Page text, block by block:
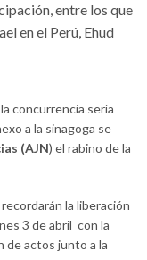
entre los que
en el Perú, Ehud
concurrencia sería
a la sinagoga se
(AJN) el rabino de la
la liberación
3 de abril con la
de actos junto a la